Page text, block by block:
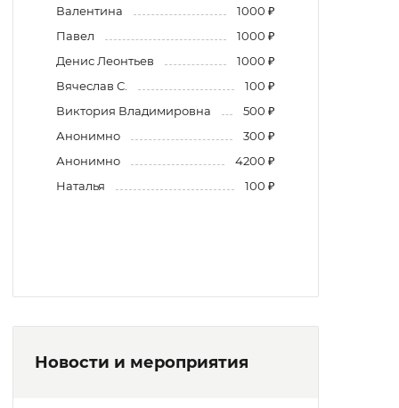
Валентина
1000 ₽
Павел
1000 ₽
Денис Леонтьев
1000 ₽
Вячеслав С.
100 ₽
Виктория Владимировна
500 ₽
Анонимно
300 ₽
Анонимно
4200 ₽
Наталья
100 ₽
Новости и мероприятия